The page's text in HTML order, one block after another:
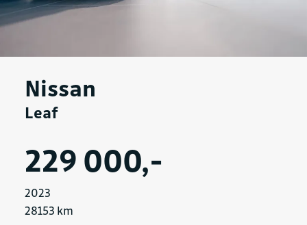
Nissan
Leaf
229 000,-
2023
28153 km